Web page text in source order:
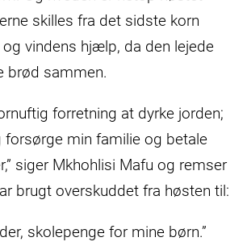
skilles fra det sidste korn
vindens hjælp, da den lejede
brød sammen.
forretning at dyrke jorden;
forsørge min familie og betale
siger Mkhohlisi Mafu og remser
brugt overskuddet fra høsten til:
skolepenge for mine børn.”